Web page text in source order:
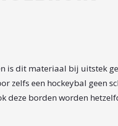
is dit materiaal bij uitstek
zelfs een hockeybal geen
deze borden worden